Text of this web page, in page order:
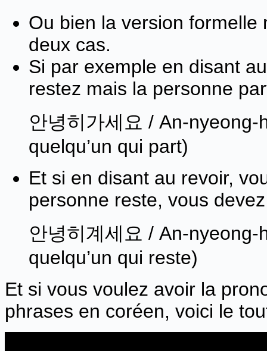
Ou bien la version formelle
deux cas.
Si par exemple en disant
restez mais la personne
안녕히가세요 / An-
quelqu’un qui part)
Et si en disant au revoir,
personne reste, vous
안녕히계세요 / An-
quelqu’un qui reste)
Et si vous voulez avoir la
phrases en coréen, voici le